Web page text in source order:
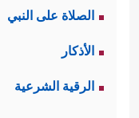
الصلاة على النبي
الأذكار
الرقية الشرعية